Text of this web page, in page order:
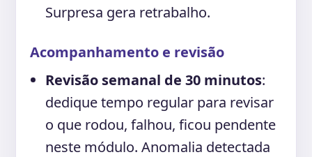
Surpresa gera retrabalho.
Acompanhamento e revisão
Revisão semanal de 30 minutos:
dedique tempo regular para revisar
o que rodou, falhou, ficou pendente
neste módulo. Anomalia detectada